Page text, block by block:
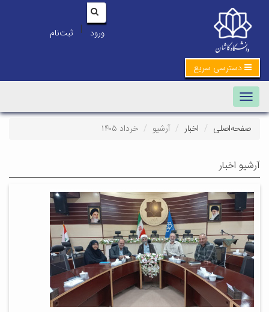
ورود | ثبت‌نام
دسترسی سریع
Toggle navigation
صفحه‌اصلی اخبار آرشیو خرداد ۱۴۰۵
آرشیو اخبار